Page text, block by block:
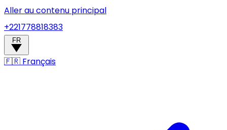
Aller au contenu principal
+221778818383
FR
🇫🇷 Français